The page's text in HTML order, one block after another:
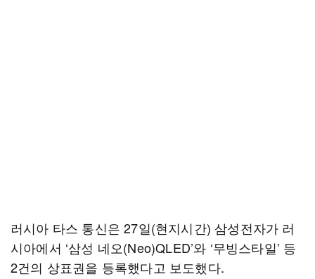
러시아 타스 통신은 27일(현지시간) 삼성전자가 러
시아에서 ‘삼성 네오(Neo)QLED’와 ‘무빙스타일’ 등
2건의 상표권을 등록했다고 보도했다.